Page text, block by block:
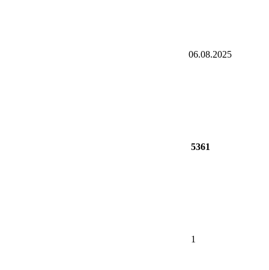
06.08.2025
5361
1